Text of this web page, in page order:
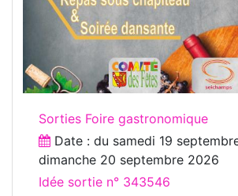
Sorties Foire gastronomique
Date : du samedi 19
dimanche 20 septembre 2026
Idée sortie n° 343546